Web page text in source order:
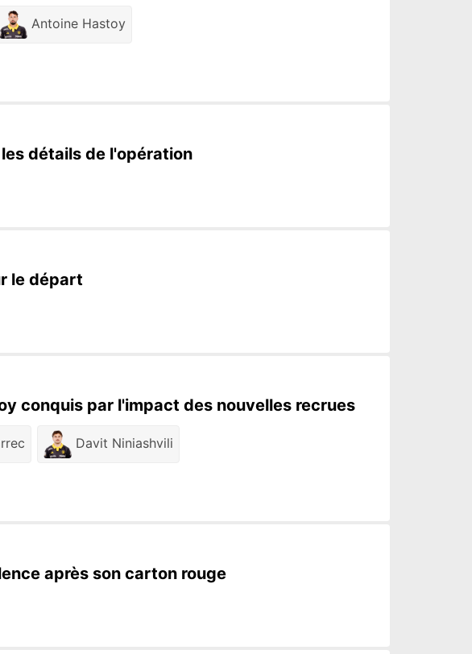
Antoine Hastoy
détails de l'opération
le départ
conquis par l'impact des nouvelles recrues
Davit Niniashvili
après son carton rouge